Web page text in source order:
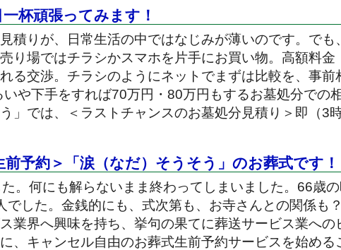
杯頑張ってみます！
積りが、日常生活の中ではなじみが薄いのです。でも
り場ではチラシかスマホを片手にお買い物。高額料金
る交渉。チラシのようにネットでまずは比較を、事前
や下手をすれば70万円・80万円もするお墓処分での
」では、＜ラストチャンスのお墓処分見積り＞即（3
予約＞「涙（なだ）そうそう」のお葬式です！
。何にも解らないまま終わってしまいました。66歳
でした。金銭的にも、式次第も、お寺さんとの関係も
業界へ興味を持ち、挙句の果てに葬送サービス業への
、キャンセル自由のお葬式生前予約サービスを始める